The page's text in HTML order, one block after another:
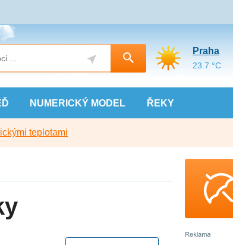
NUMERICKÝ MODEL ŘEKY
Praha
23.7 °C
teplotami